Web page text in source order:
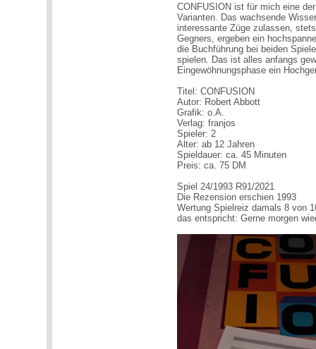
CONFUSION ist für mich eine
Varianten. Das wachsende
interessante Züge zulassen,
Gegners, ergeben ein
die Buchführung bei beiden
spielen. Das ist alles anfangs
Eingewöhnungsphase ein
Titel: CONFUSION
Autor: Robert Abbott
Grafik: o.A.
Verlag: franjos
Spieler: 2
Alter: ab 12 Jahren
Spieldauer: ca. 45 Minuten
Preis: ca. 75 DM
Spiel 24/1993 R91/2021
Die Rezension erschien 1993
Wertung Spielreiz damals 8 von
das entspricht: Gerne morgen